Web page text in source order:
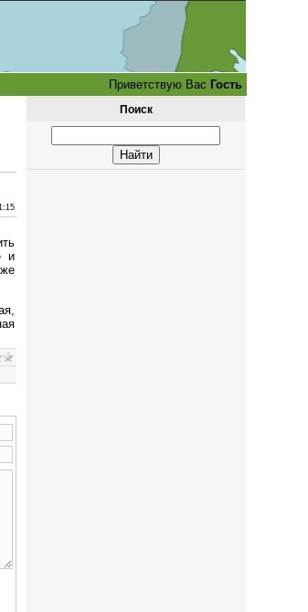
Приветствую Вас Гость
и
Поиск